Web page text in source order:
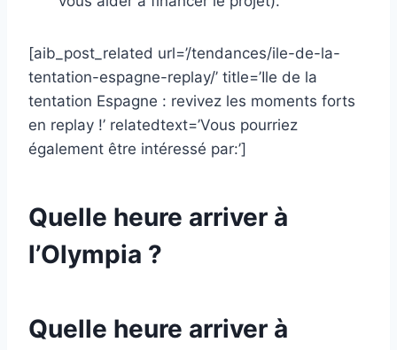
[aib_post_related url=’/tendances/ile-de-la-
tentation-espagne-replay/’ title=’Ile de la
tentation Espagne : revivez les moments forts
en replay !’ relatedtext=’Vous pourriez
également être intéressé par:’]
Quelle heure arriver à
l’Olympia ?
Quelle heure arriver à